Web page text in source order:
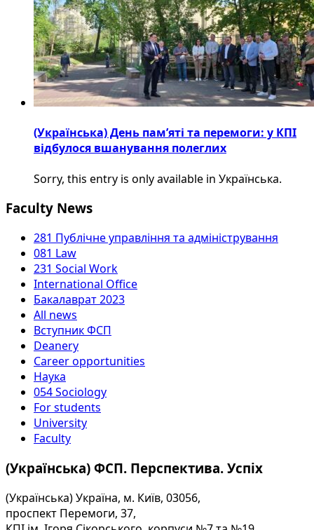
(Українська) День пам’яті та перемоги: у КПІ
відбулося вшанування полеглих
Sorry, this entry is only available in Українська.
Faculty News
281 Публічне управління та адміністрування
081 Law
231 Social Work
International Office
Бакалаврат 2023
All news
Вступник ФСП
Deanery
Career opportunities
Наука
054 Sociology
For students
University
Faculty
(Українська) ФСП. Перспектива. Успіх
(Українська) Україна, м. Київ, 03056,
проспект Перемоги, 37,